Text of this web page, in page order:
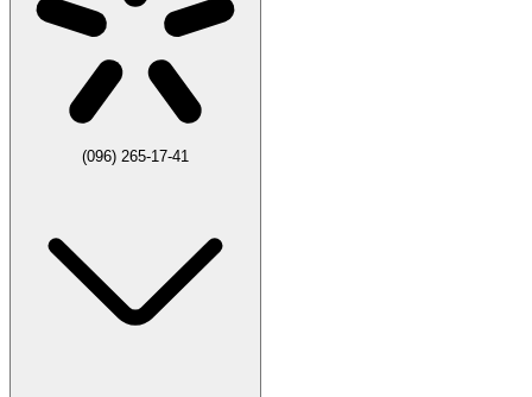
(096) 265-17-41